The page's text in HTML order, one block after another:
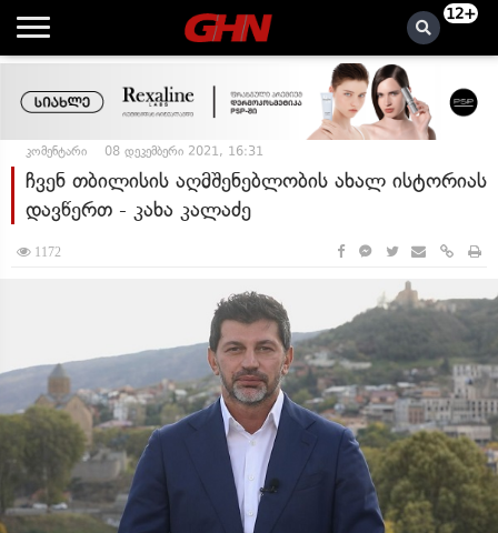
12+
კომენტარი 08 დეკემბერი 2021, 16:31
ჩვენ თბილისის აღმშენებლობის ახალ ისტორიას
დავწერთ - კახა კალაძე
1172